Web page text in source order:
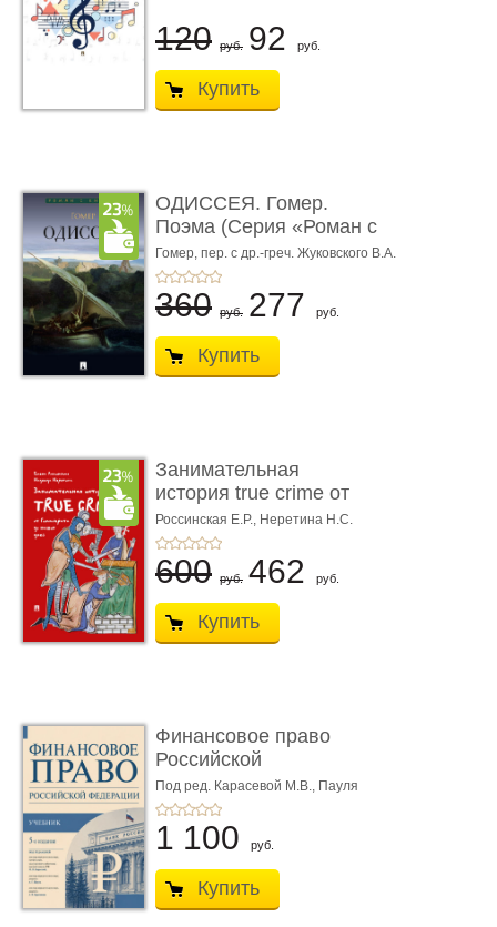
120 руб. 92 руб.
Купить
ОДИССЕЯ. Гомер.
Поэма (Серия «Роман с
книгой»)
Гомер, пер. с др.-греч. Жуковского В.А.
360 руб. 277 руб.
Купить
Занимательная
история true crime от
Гиппократа до � ...
Россинская Е.Р., Неретина Н.С.
600 руб. 462 руб.
Купить
Финансовое право
Российской
Федерации. 5-е изд�
...
Под ред. Карасевой М.В., Пауля
А.Г., Красюкова А.В.
1 100 руб.
Купить